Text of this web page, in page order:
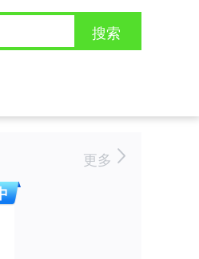
搜索
更多